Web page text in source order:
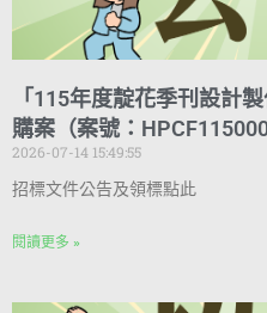
「115年度靛花季刊設計
購案（案號：
2026-07-14 15:49:55
招標文件公告及領標點此
閱讀更多 »